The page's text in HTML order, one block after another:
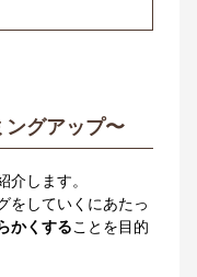
グアップ〜
介します。
をしていくにあたっ
かくすることを目的